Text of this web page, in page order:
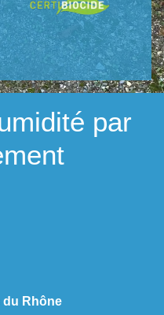
par
du Rhône